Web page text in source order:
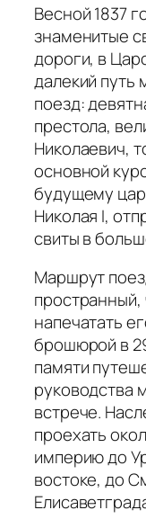
Весной 1837
знаменитые
дороги, в
далекий путь
поезд:
престола,
Николаевич,
основной
будущему
Николая I,
свиты в
Маршрут
напечатать
брошюрой в
памяти
руководства
встрече.
проехать
империю до
востоке, до